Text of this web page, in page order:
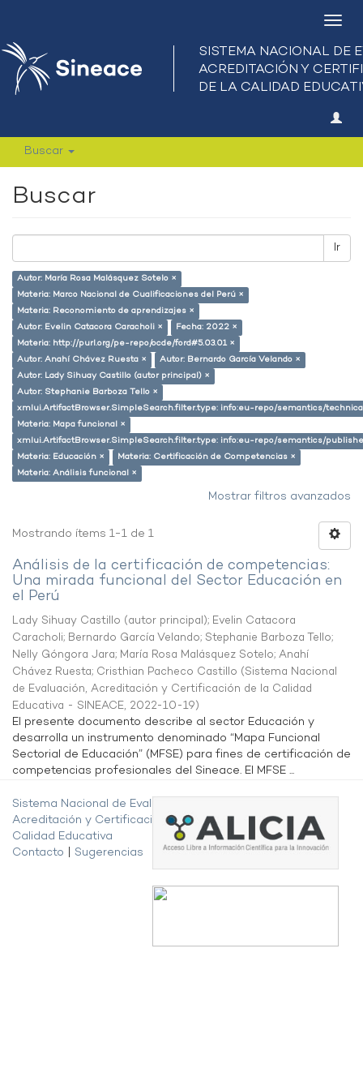
Buscar
Buscar
Ir
Autor: María Rosa Malásquez Sotelo ×
Materia: Marco Nacional de Cualificaciones del Perú ×
Materia: Reconomiento de aprendizajes ×
Autor: Evelin Catacora Caracholi ×
Fecha: 2022 ×
Materia: http://purl.org/pe-repo/ocde/ford#5.03.01 ×
Autor: Anahí Chávez Ruesta ×
Autor: Bernardo García Velando ×
Autor: Lady Sihuay Castillo (autor principal) ×
Autor: Stephanie Barboza Tello ×
xmlui.ArtifactBrowser.SimpleSearch.filter.type: info:eu-repo/semantics/
Materia: Mapa funcional ×
xmlui.ArtifactBrowser.SimpleSearch.filter.type: info:eu-repo/semantics/
Materia: Educación ×
Materia: Certificación de Competencias ×
Materia: Análisis funcional ×
Mostrar filtros avanzados
Mostrando ítems 1-1 de 1
Análisis de la certificación de competencias:
Una mirada funcional del Sector Educación en
el Perú
Lady Sihuay Castillo (autor principal); Evelin Catacora
Caracholi; Bernardo García Velando; Stephanie Barboza Tello;
Nelly Góngora Jara; María Rosa Malásquez Sotelo; Anahí
Chávez Ruesta; Cristhian Pacheco Castillo (Sistema Nacional
de Evaluación, Acreditación y Certificación de la Calidad
Educativa - SINEACE, 2022-10-19)
El presente documento describe al sector Educación y
desarrolla un instrumento denominado “Mapa Funcional
Sectorial de Educación” (MFSE) para fines de certificación de
competencias profesionales del Sineace. El MFSE ...
Sistema Nacional de Evaluación,
Acreditación y Certificación de la
Calidad Educativa
Contacto
Sugerencias